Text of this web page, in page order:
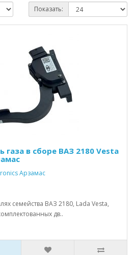
Показать:
газа в сборе ВАЗ 2180 Vesta
Арзамас
семейства ВАЗ 2180, Lada Vesta,
дв..